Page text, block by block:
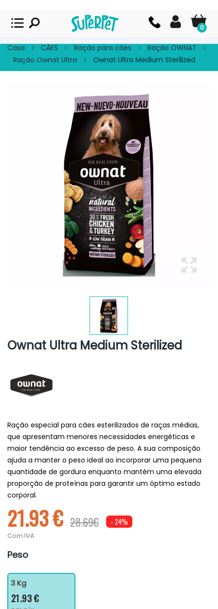
0
Casa CÃES Ração para cães
Ração OWNAT
Ração Ownat Ultra
Ownat Ultra Medium Sterilized
Ownat Ultra Medium Sterilized
Ração especial para cães esterilizados de raças médias,
que apresentam menores necessidades energéticas e
maior tendência ao excesso de peso. A sua composição
ajuda a manter o peso ideal ao incorporar uma pequena
quantidade de gordura enquanto mantém uma elevada
proporção de proteínas para garantir um óptimo estado
corporal.
21.93 € 28.69€ - 24%
Com IVA
Peso
3 Kg
21.93 €
Superpet Club.
APP GRATIS - En Google Play
VER